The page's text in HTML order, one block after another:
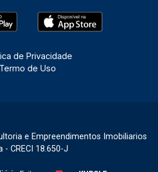
de Privacidade
Termo de Uso
e Empreendimentos Imobiliarios
- CRECI 18.650-J